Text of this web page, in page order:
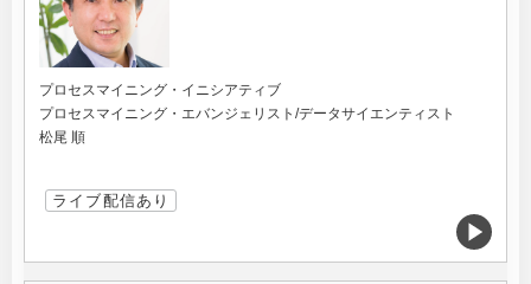
プロセスマイニング・イニシアティブ
プロセスマイニング・エバンジェリスト/データサイエンティスト
松尾 順
ライブ配信あり